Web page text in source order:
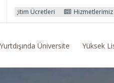
Hizmetlerimiz Pasaport
Yurtdışında Üniversite Yüksek